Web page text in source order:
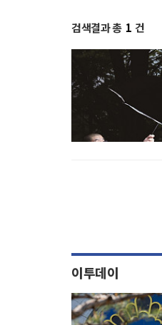
검색결과 총 1 건
이투데이